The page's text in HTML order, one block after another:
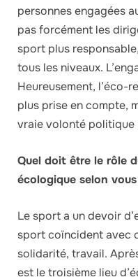
personnes engagées
pas forcément les
sport plus
tous les niveaux.
Heureusement, l’éco-
plus prise en compte,
vraie volonté politique
Quel doit être le rôle
écologique selon
Le sport a un devoir
sport coïncident avec
solidarité, travail.
est le troisième lieu